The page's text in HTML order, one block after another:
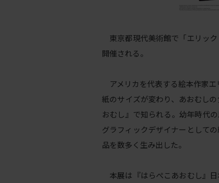
東京都現代美術館で「エリッ
開催される。
アメリカを代表する絵本作家エ
紙のサイズが変わり、あおむし
おむし』で知られる。幼年時代
グラフィックデザイナーとして
品を数多く生み出した。
本展は『はらぺこあおむし』